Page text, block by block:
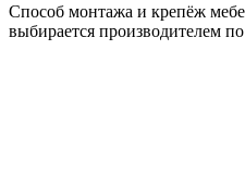
Способ монтажа и крепёж
выбирается производителем